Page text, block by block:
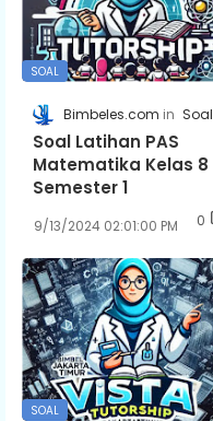
SOAL
Bimbeles.com Soal
Soal Latihan PAS
Matematika Kelas 8
Semester 1
9/13/2024 02:01:00 PM 0
SOAL